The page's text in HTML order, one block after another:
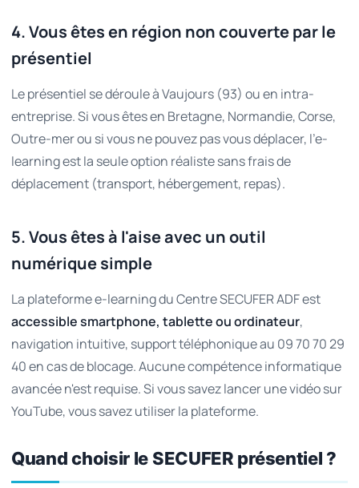
4. Vous êtes en région non couverte par le
présentiel
Le présentiel se déroule à Vaujours (93) ou en intra-
entreprise. Si vous êtes en Bretagne, Normandie, Corse,
Outre-mer ou si vous ne pouvez pas vous déplacer, l'e-
learning est la seule option réaliste sans frais de
déplacement (transport, hébergement, repas).
5. Vous êtes à l'aise avec un outil
numérique simple
La plateforme e-learning du Centre SECUFER ADF est
accessible smartphone, tablette ou ordinateur,
navigation intuitive, support téléphonique au 09 70 70 29
40 en cas de blocage. Aucune compétence informatique
avancée n'est requise. Si vous savez lancer une vidéo sur
YouTube, vous savez utiliser la plateforme.
Quand choisir le SECUFER présentiel ?